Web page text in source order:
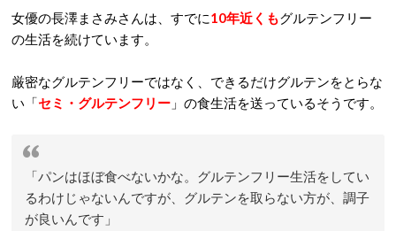
女優の長澤まさみさんは、すでに10年近くもグルテンフリー
の生活を続けています。
厳密なグルテンフリーではなく、できるだけグルテンをとらな
い「セミ・グルテンフリー 」の食生活を送っているそうです。
「パンはほぼ食べないかな。グルテンフリー生活をしてい
るわけじゃないんですが、グルテンを取らない方が、調子
が良いんです」